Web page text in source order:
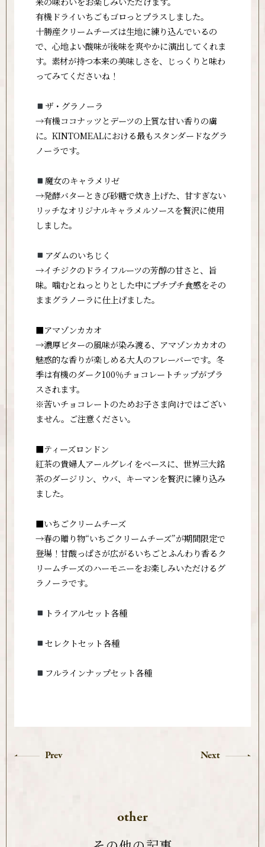
有機ドライいちごもゴロっとプラスしました。
十勝産クリームチーズは生地に練り込んでいるの
で、心地よい酸味が後味を爽やかに演出してくれま
す。素材が持つ本来の美味しさを、じっくりと味わ
ってみてくださいね！
ザ・グラノーラ
→有機ココナッツとデーツの上質な甘い香りの虜
に。KINTOMEALにおける最もスタンダードなグラ
ノーラです。
魔女のキャラメリゼ
→発酵バターときび砂糖で炊き上げた、甘すぎない
リッチなオリジナルキャラメルソースを贅沢に使用
しました。
アダムのいちじく
→イチジクのドライフルーツの芳醇の甘さと、旨
味。噛むとねっとりとした中にプチプチ食感をその
ままグラノーラに仕上げました。
■アマゾンカカオ
→濃厚ビターの風味が染み渡る、アマゾンカカオの
魅惑的な香りが楽しめる大人のフレーバーです。 冬
季は有機のダーク100％チョコレートチップがプラ
スされます。
※苦いチョコレートのためお子さま向けではござい
ません。ご注意ください。
■ティーズロンドン
紅茶の貴婦人アールグレイをベースに、世界三大銘
茶のダージリン、ウバ、キーマンを贅沢に練り込み
ました。
■いちごクリームチーズ
→春の贈り物“いちごクリームチーズ”が期間限定で
登場！甘酸っぱさが広がるいちごとふんわり香るク
リームチーズのハーモニーをお楽しみいただけるグ
ラノーラです。
トライアルセット各種
セレクトセット各種
フルラインナップセット各種
Prev Next
other